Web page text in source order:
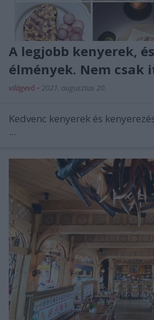
A legjobb kenyerek,
élmények. Nem csak
világevő • 2021. augusztus 20.
Kedvenc kenyerek és
...